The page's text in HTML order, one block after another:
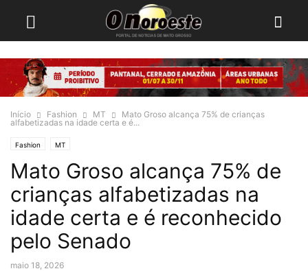
Início Fashion MT
Mato Groso alcança 75% de crianças
alfabetizadas na idade certa e é...
Fashion MT
Mato Groso alcança 75% de
crianças alfabetizadas na
idade certa e é reconhecido
pelo Senado
maio 18, 2026